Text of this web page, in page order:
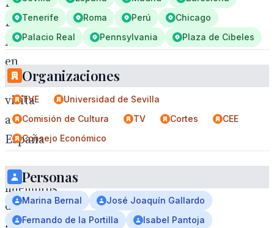
Papa
León
XIV
en
su
visita
a
España
Los
miembros
de
la
Tenerife
Roma Perú
Chicago
Palacio Real
Pennsylvania Plaza de Cibeles
Organizaciones
TVE
Universidad de Sevilla
Comisión de Cultura
TV Cortes
CEE
Consejo Económico
Personas
Marina Bernal
José Joaquín Gallardo
Fernando de la Portilla
Isabel Pantoja